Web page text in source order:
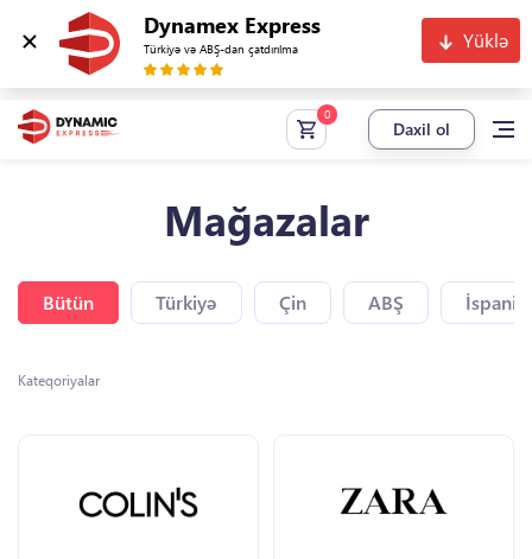
Dynamex Express
Türkiyə və ABŞ-dan çatdırılma Yüklə
Daxil ol
Mağazalar
Bütün Türkiyə Çin ABŞ
Kateqoriyalar